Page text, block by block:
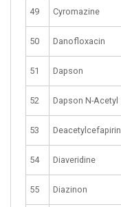
49 Cyromazine
50 Danofloxacin
51 Dapson
52 Dapson N-Acetyl
53 Deacetylcefapirin
54 Diaveridine
55 Diazinon